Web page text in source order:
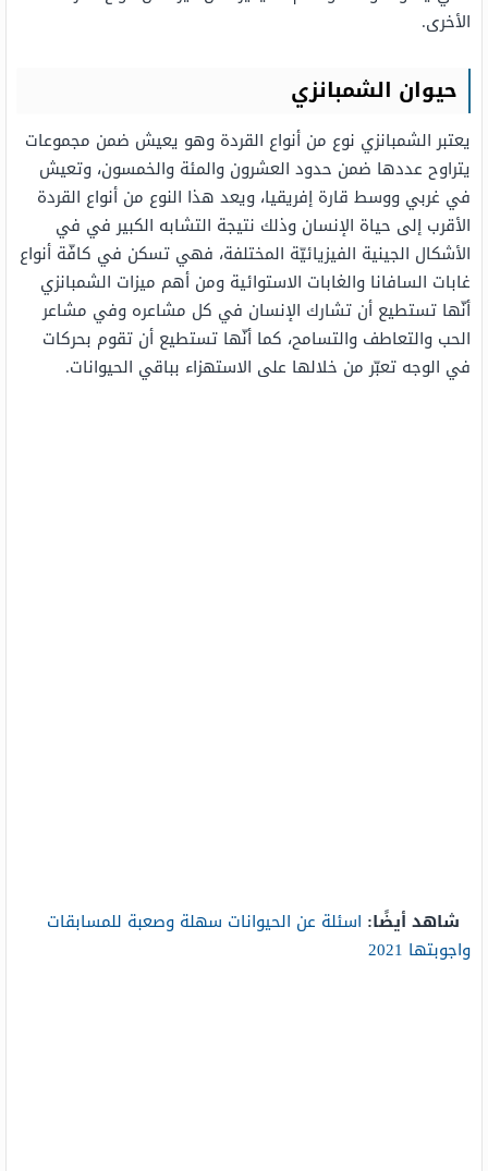
الأخرى.
حيوان الشمبانزي
يعتبر الشمبانزي نوع من أنواع القردة وهو يعيش ضمن مجموعات
يتراوح عددها ضمن حدود العشرون والمئة والخمسون، وتعيش
في غربي ووسط قارة إفريقيا، ويعد هذا النوع من أنواع القردة
الأقرب إلى حياة الإنسان وذلك نتيجة التشابه الكبير في في
الأشكال الجينية الفيزيائيّة المختلفة، فهي تسكن في كافّة أنواع
غابات السافانا والغابات الاستوائية ومن أهم ميزات الشمبانزي
أنّها تستطيع أن تشارك الإنسان في كل مشاعره وفي مشاعر
الحب والتعاطف والتسامح، كما أنّها تستطيع أن تقوم بحركات
في الوجه تعبّر من خلالها على الاستهزاء بباقي الحيوانات.
شاهد أيضًا: اسئلة عن الحيوانات سهلة وصعبة للمسابقات
واجوبتها 2021